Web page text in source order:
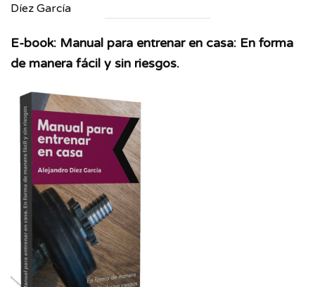
Díez García
E-book: Manual para entrenar en casa: En forma
de manera fácil y sin riesgos.